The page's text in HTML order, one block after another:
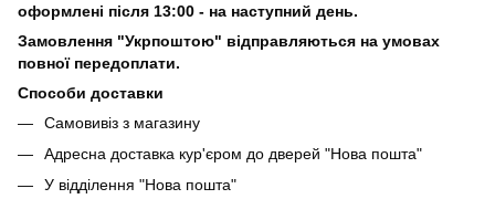
оформлені після 13:00 - на наступний день.
Замовлення "Укрпоштою" відправляються на умовах
повної передоплати.
Способи доставки
Самовивіз з магазину
Адресна доставка кур'єром до дверей "Нова пошта"
У відділення "Нова пошта"